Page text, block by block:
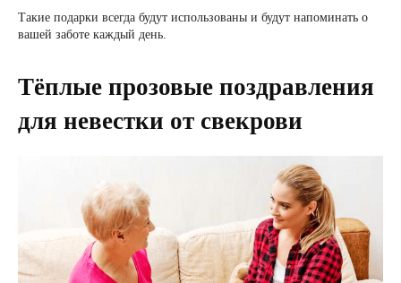
Такие подарки всегда будут использованы и будут напоминать о
вашей заботе каждый день.
Тёплые прозовые поздравления
для невестки от свекрови